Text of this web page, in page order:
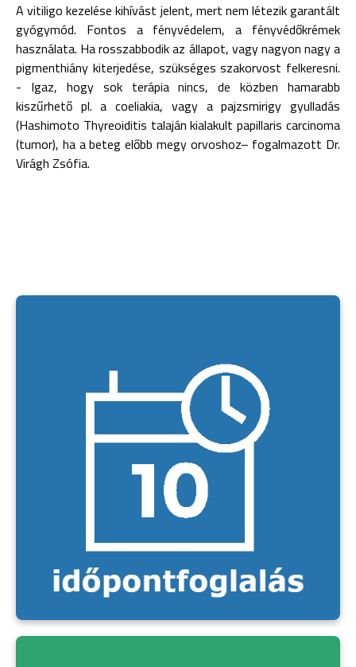
A vitiligo kezelése kihívást jelent, mert nem létezik garantált
gyógymód. Fontos a fényvédelem, a fényvédőkrémek
használata. Ha rosszabbodik az állapot, vagy nagyon nagy a
pigmenthiány kiterjedése, szükséges szakorvost felkeresni.
- Igaz, hogy sok terápia nincs, de közben hamarabb
kiszűrhető pl. a coeliakia, vagy a pajzsmirigy gyulladás
(Hashimoto Thyreoiditis talaján kialakult papillaris carcinoma
(tumor), ha a beteg előbb megy orvoshoz– fogalmazott Dr.
Virágh Zsófia.